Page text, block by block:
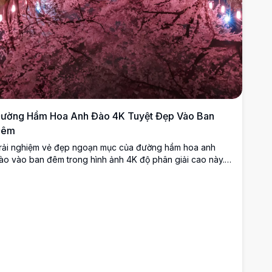
Hầm Hoa Anh Đào 4K Tuyệt Đẹp Vào Ban
nghiệm vẻ đẹp ngoạn mục của đường hầm hoa anh
vào ban đêm trong hình ảnh 4K độ phân giải cao này.